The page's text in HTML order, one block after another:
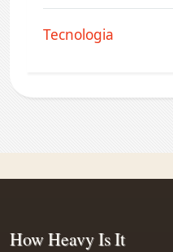
Tecnologia
How Heavy Is It